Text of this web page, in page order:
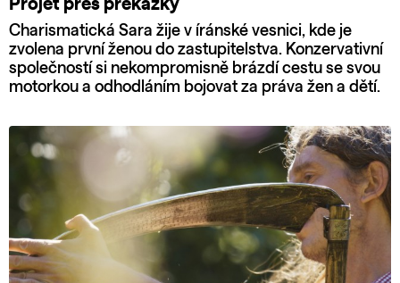
Projet přes překážky
Charismatická Sara žije v íránské vesnici, kde je
zvolena první ženou do zastupitelstva. Konzervativní
společností si nekompromisně brázdí cestu se svou
motorkou a odhodláním bojovat za práva žen a dětí.